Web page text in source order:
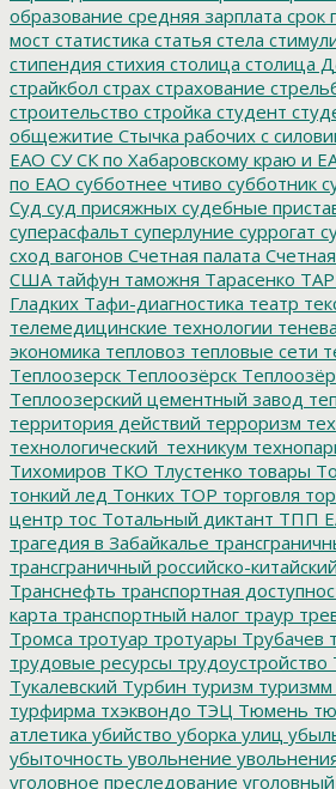
образование средняя зарплата срок
мост статистика статья стела
стипендия стихия столица столица
страйкбол страх страхование
строительство стройка студент
общежитие Стычка рабочих с
ЕАО СУ СК по Хабаровскому краю и
по ЕАО субботнее чтиво субботник
Суд суд присяжных судебные
суперасфальт суперлуние суррогат
сход вагонов Счетная палата
США тайфун таможня Тарасенко
Гладких Тафи-диагностика театр
телемедицинские технологии
экономика тепловоз тепловые сети
Теплоозерск Теплоозёрск
Теплоозерский цементный завод
территория действий терроризм
технологический_техникум
Тихомиров ТКО Тлустенко товары
тонкий лед Тонких ТОР торговля
центр тос Тотальный диктант ТПП
трагедия в Забайкалье
трансграничный российско-
Транснефть транспортная
карта транспортный налог траур
Тромса тротуар тротуары Трубачев
трудовые ресурсы трудоустройство
Тукалевский Турбин туризм туризмм
турфирма тхэквондо ТЭЦ Тюмень
атлетика убийство уборка улиц
убыточность увольнение
уголовное преследование